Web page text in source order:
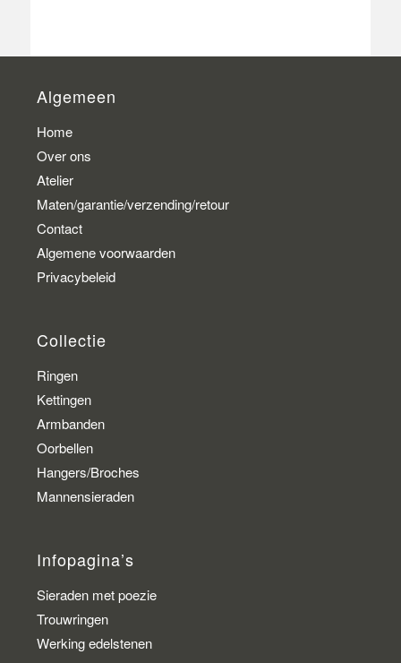
Algemeen
Home
Over ons
Atelier
Maten/garantie/verzending/retour
Contact
Algemene voorwaarden
Privacybeleid
Collectie
Ringen
Kettingen
Armbanden
Oorbellen
Hangers/Broches
Mannensieraden
Infopagina’s
Sieraden met poezie
Trouwringen
Werking edelstenen